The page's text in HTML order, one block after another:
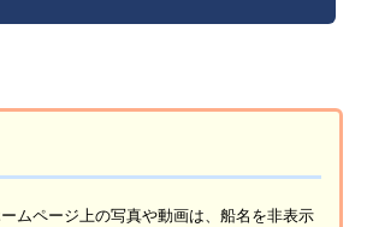
ムページ上の写真や動画は、船名を非表示